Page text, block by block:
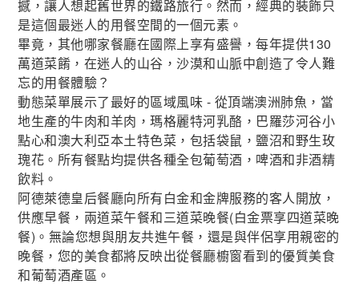
撼，讓人想起舊世界的鐵路旅行。然而，經典的裝飾只
是這個最迷人的用餐空間的一個元素。
畢竟，其他哪家餐廳在國際上享有盛譽，每年提供130
萬道菜餚，在迷人的山谷，沙漠和山脈中創造了令人難
忘的用餐體驗？
動態菜單展示了最好的區域風味 - 從頂端澳洲肺魚，當
地生產的牛肉和羊肉，瑪格麗特河乳酪，巴羅莎河谷小
點心和澳大利亞本土特色菜，包括袋鼠，鹽沼和野生玫
瑰花。所有餐點均提供各種全包葡萄酒，啤酒和非酒精
飲料。
阿德萊德皇后餐廳向所有白金和金牌服務的客人開放，
供應早餐，兩道菜午餐和三道菜晚餐(白金票享四道菜晚
餐)。無論您想與朋友共進午餐，還是與伴侶享用親密的
晚餐，您的美食都將反映出從餐廳櫥窗看到的優質美食
和葡萄酒產區。